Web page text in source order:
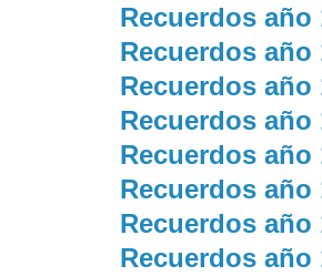
Recuerdos año
Recuerdos año
Recuerdos año
Recuerdos año
Recuerdos año
Recuerdos año
Recuerdos año
Recuerdos año